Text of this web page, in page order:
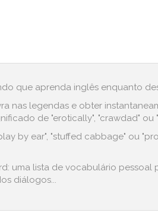
que aprenda inglês enquanto
nas legendas e obter
de "erotically", "crawdad" ou
by ear", "stuffed cabbage" ou
uma lista de vocabulário pessoal
diálogos...